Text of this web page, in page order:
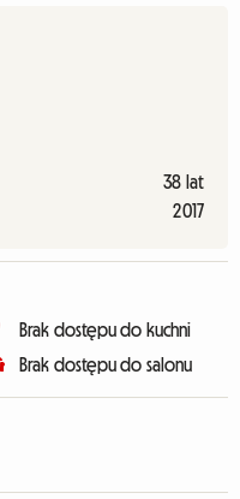
38 lat
2017
Brak dostępu do kuchni
Brak dostępu do salonu